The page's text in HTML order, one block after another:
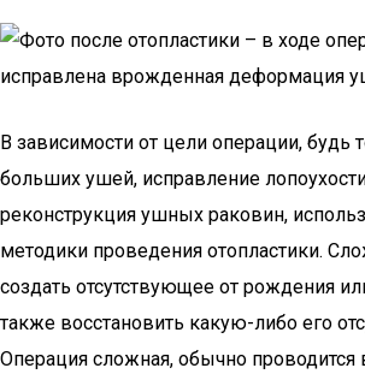
В зависимости от цели операции, будь
больших ушей, исправление
реконструкция ушных раковин,
методики проведения отопластики.
создать отсутствующее от рождения
также восстановить какую-либо его
Операция сложная, обычно проводится